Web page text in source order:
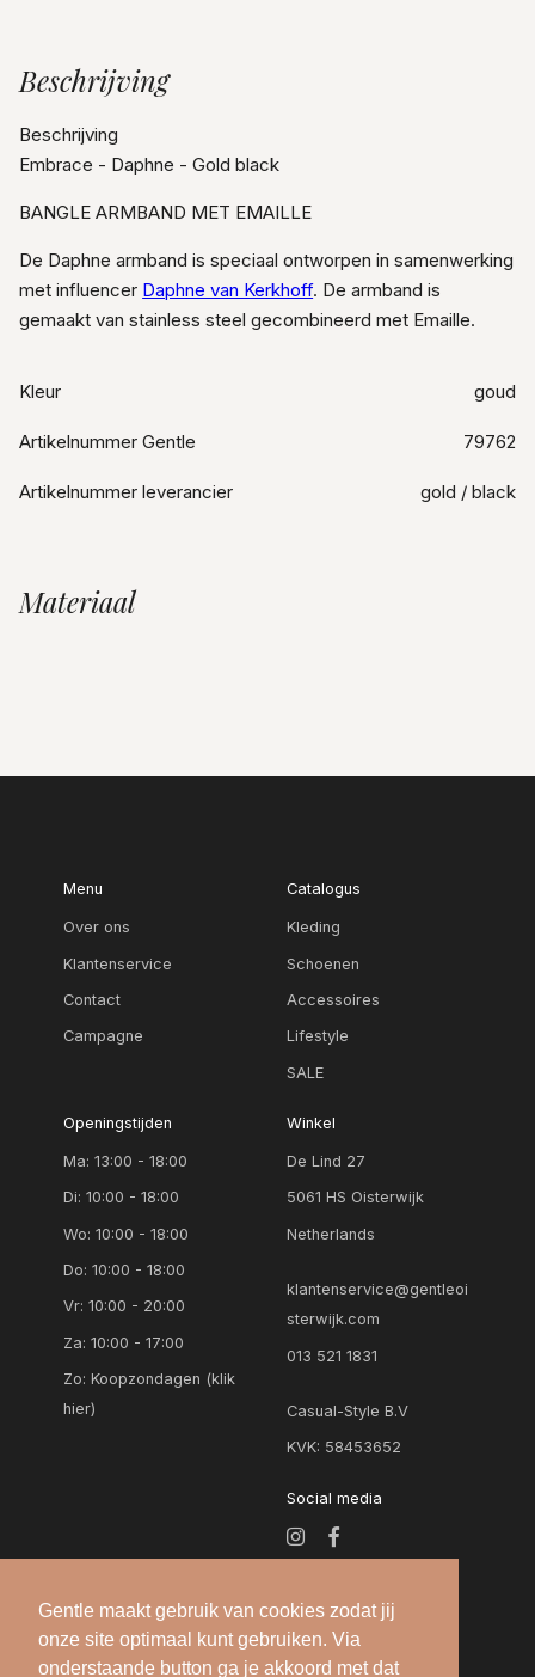
Gentle maakt gebruik van cookies zodat jij
onze site optimaal kunt gebruiken. Via
onderstaande button ga je akkoord met dat
Beschrijving
Beschrijving
Embrace - Daphne - Gold black
BANGLE ARMBAND MET EMAILLE
De Daphne armband is speciaal ontworpen in samenwerking
met influencer Daphne van Kerkhoff. De armband is
gemaakt van stainless steel gecombineerd met Emaille.
Kleur goud
Artikelnummer Gentle 79762
Artikelnummer leverancier gold / black
Materiaal
Menu
Over ons
Klantenservice
Contact
Campagne
Catalogus
Kleding
Schoenen
Accessoires
Lifestyle
SALE
Openingstijden
Ma: 13:00 - 18:00
Di: 10:00 - 18:00
Wo: 10:00 - 18:00
Do: 10:00 - 18:00
Vr: 10:00 - 20:00
Za: 10:00 - 17:00
Zo:Koopzondagen (klik
hier)
Winkel
De Lind 27
5061 HS Oisterwijk
Netherlands
klantenservice@gentleoi
sterwijk.com
013 521 1831
Casual-Style B.V
KVK: 58453652
Social media